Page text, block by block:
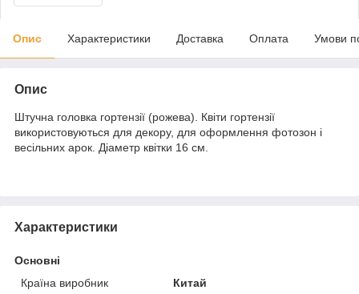
Опис Характеристики Доставка Оплата Умови
Опис
Штучна головка гортензії (рожева). Квіти гортензії
використовуються для декору, для оформлення фотозон і
весільних арок. Діаметр квітки 16 см.
Характеристики
Основні
Країна виробник
Китай